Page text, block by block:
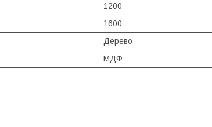
1200
1600
Дерево
МДФ